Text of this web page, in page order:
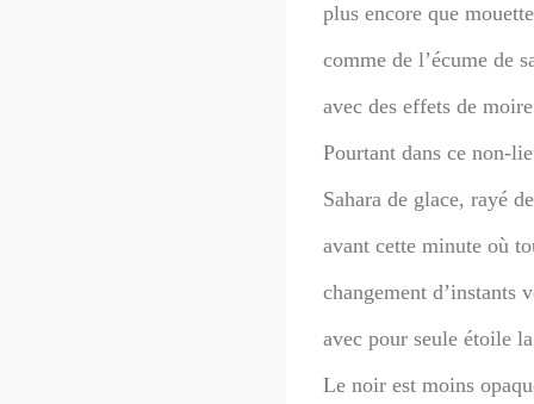
plus encore que
comme de l’écume de
avec des effets de
Pourtant dans ce non-
Sahara de glace, rayé
avant cette minute où
changement d’instants
avec pour seule étoile
Le noir est moins